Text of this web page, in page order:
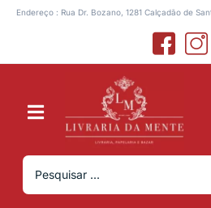
Endereço : Rua Dr. Bozano, 1281 Calçadão de